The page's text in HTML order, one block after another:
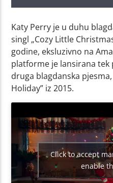
Katy Perry je u duhu
singl „Cozy Little
godine, eksluzivno na
platforme je lansirana tek
druga blagdanska
Holiday” iz 2015.
Click to accept
enable